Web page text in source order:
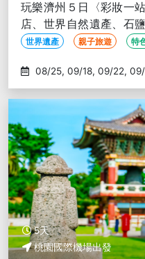
玩樂濟州５日〈彩妝一
店、世界自然遺產、石
秀、海鮮鍋、東門市場
世界遺產 親子旅遊 特
10/02
5天
桃園國際機場出發